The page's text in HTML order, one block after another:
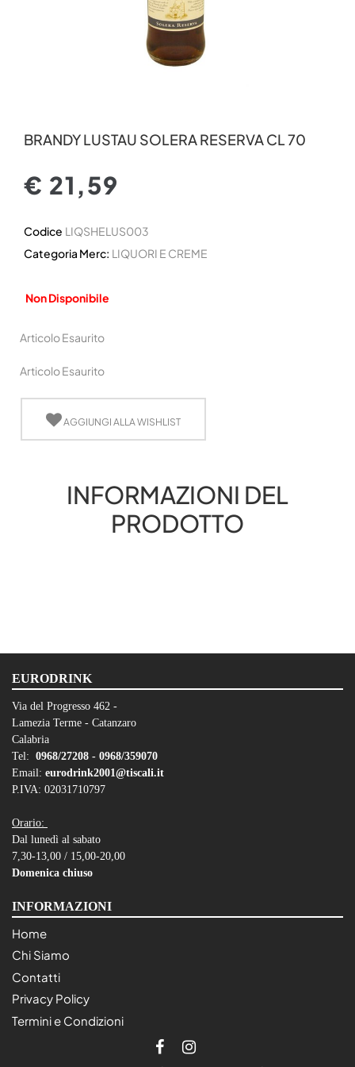
BRANDY LUSTAU SOLERA RESERVA CL 70
€ 21,59
Codice LIQSHELUS003
Categoria Merc: LIQUORI E CREME
Non Disponibile
Articolo Esaurito
Articolo Esaurito
AGGIUNGI ALLA WISHLIST
INFORMAZIONI DEL
PRODOTTO
EURODRINK
Via del Progresso 462 -
Lamezia Terme - Catanzaro
Calabria
Tel: 0968/27208 - 0968/359070
Email: eurodrink2001@tiscali.it
P.IVA: 02031710797
Orario:
Dal lunedì al sabato
7,30-13,00 / 15,00-20,00
Domenica chiuso
INFORMAZIONI
Home
Chi Siamo
Contatti
Privacy Policy
Termini e Condizioni